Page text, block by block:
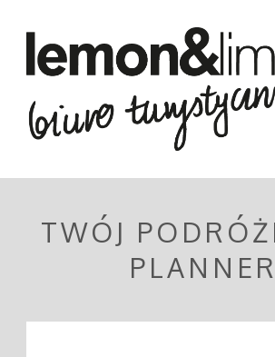
TWÓJ
PLANNER